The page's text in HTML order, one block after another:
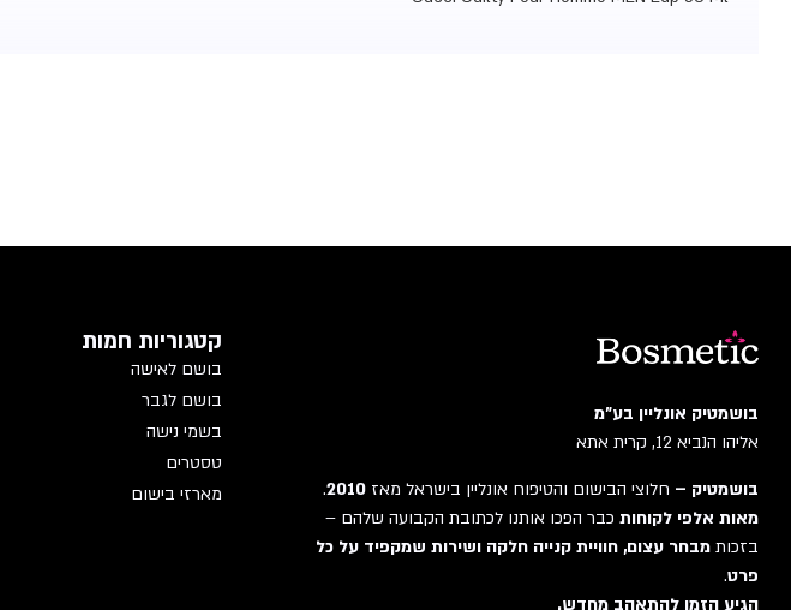
בושמטיק אונליין בע"מ
אליהו הנביא 12, קרית אתא
בושמטיק – חלוצי הבישום והטיפוח אונליין בישראל מאז 2010
.
מאות אלפי לקוחות כבר הפכו אותנו לכתובת הקבועה שלהם –
בזכות מבחר עצום, חוויית קנייה חלקה ושירות שמקפיד על כל
פרט.
הגיע הזמן להתאהב מחדש.
קטגוריות חמות
בושם לאישה
בושם לגבר
בשמי נישה
טסטרים
מארזי בישום